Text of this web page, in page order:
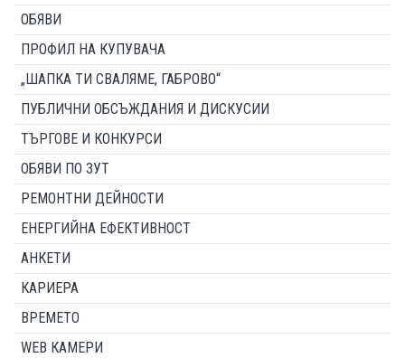
ОБЯВИ
ПРОФИЛ НА КУПУВАЧА
„ШАПКА ТИ СВАЛЯМЕ, ГАБРОВО“
ПУБЛИЧНИ ОБСЪЖДАНИЯ И ДИСКУСИИ
ТЪРГОВЕ И КОНКУРСИ
ОБЯВИ ПО ЗУТ
РЕМОНТНИ ДЕЙНОСТИ
ЕНЕРГИЙНА ЕФЕКТИВНОСТ
АНКЕТИ
КАРИЕРА
ВРЕМЕТО
WEB КАМЕРИ